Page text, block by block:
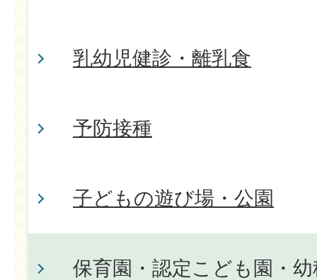
乳幼児健診・離乳食
予防接種
子どもの遊び場・公園
保育園・認定こども園・